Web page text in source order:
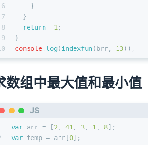
6
7
8
9
    }
  }
return -1 ;
}
console. log(indexfun(brr, 13));
数组中最大值和最小值
JS
var arr = [2 , 41 , 3, 1 , 8];
var temp = arr[0];